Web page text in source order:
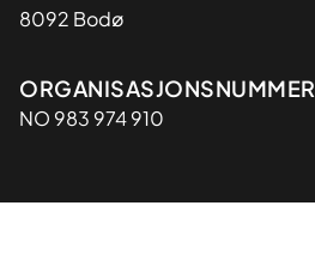
8092 Bodø
Organisasjon
ORGANISASJONSNUMMER
NO 983 974 910